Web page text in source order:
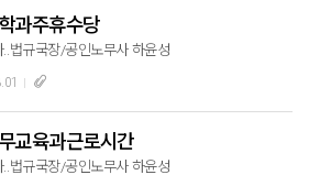
과주휴수당
법규국장/공인노무사 하윤성
교육과근로시간
법규국장/공인노무사 하윤성